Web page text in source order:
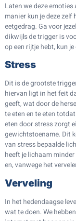
Laten we deze emoties
manier kun je deze zelf
eetgedrag. Ga voor
dikwijls de trigger is
op een rijtje hebt, kun
Stress
Dit is de grootste
hiervan ligt in het feit
geeft, wat door de
te eten en te eten
eten door stress zorgt
gewichtstoename. Dit
van stress bepaalde
heeft je lichaam
en, vanwege het
Verveling
In het hedendaagse
wat te doen. We